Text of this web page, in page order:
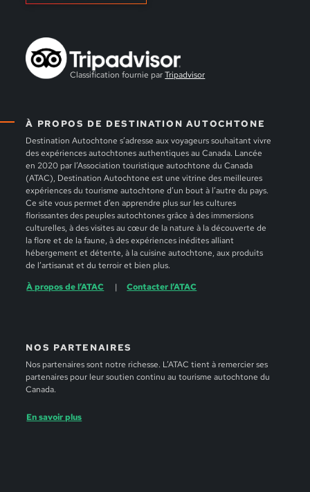
À PROPOS DE DESTINATION AUTOCHTONE
Destination Autochtone s’adresse aux voyageurs souhaitant vivre
des expériences autochtones authentiques au Canada. Lancée
en 2020 par l’Association touristique autochtone du Canada
(ATAC), Destination Autochtone est une vitrine des meilleures
expériences du tourisme autochtone d’un bout à l’autre du pays.
Ce site vous permet d’en apprendre plus sur les cultures
florissantes des peuples autochtones grâce à des immersions
culturelles, à des visites au cœur de la nature à la découverte de
la flore et de la faune, à des expériences inédites alliant
hébergement et détente, à la cuisine autochtone, aux produits
de l’artisanat et du terroir et bien plus.
À propos de l’ATAC
Contacter l’ATAC
NOS PARTENAIRES
Nos partenaires sont notre richesse. L’ATAC tient à remercier ses
partenaires pour leur soutien continu au tourisme autochtone du
Canada.
En savoir plus
Classification fournie parTripadvisor